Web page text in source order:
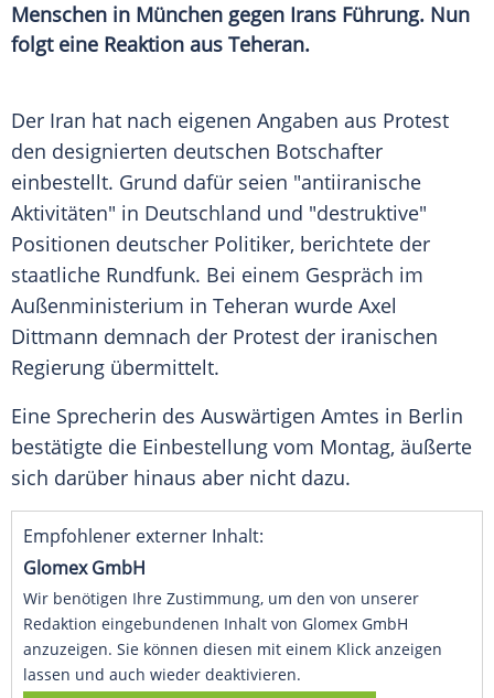
Menschen in München gegen Irans Führung. Nun
folgt eine Reaktion aus Teheran.
Der Iran hat nach eigenen Angaben aus Protest
den designierten deutschen Botschafter
einbestellt. Grund dafür seien "antiiranische
Aktivitäten" in Deutschland und "destruktive"
Positionen deutscher Politiker, berichtete der
staatliche Rundfunk. Bei einem Gespräch im
Außenministerium in Teheran wurde Axel
Dittmann demnach der Protest der iranischen
Regierung übermittelt.
Eine Sprecherin des Auswärtigen Amtes in Berlin
bestätigte die Einbestellung vom Montag, äußerte
sich darüber hinaus aber nicht dazu.
Empfohlener externer Inhalt:
Glomex GmbH
Wir benötigen Ihre Zustimmung, um den von unserer
Redaktion eingebundenen Inhalt von Glomex GmbH
anzuzeigen. Sie können diesen mit einem Klick anzeigen
lassen und auch wieder deaktivieren.